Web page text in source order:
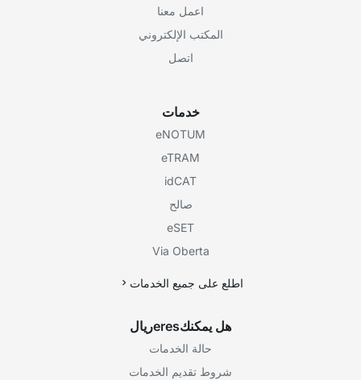
اعمل معنا
المكتب الإلكتروني
اتصل
خدمات
eNOTUM
eTRAM
idCAT
صالح
eSET
Via Oberta
اطلع على جميع الخدمات
هل يمكنكeresريال
حالة الخدمات
شروط تقديم الخدمات